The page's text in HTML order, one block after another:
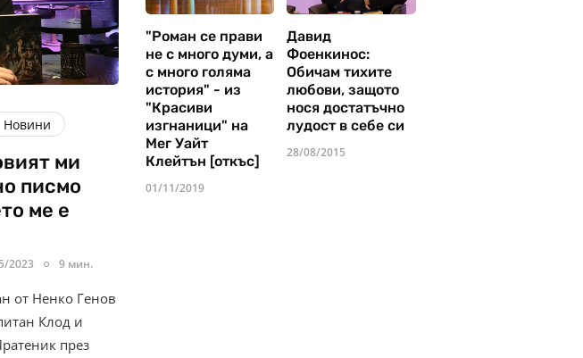
Новини
ми
писмо
ме е
2023 9 мин.
от Ненко Генов
Клод и
през
"Роман се прави
не с много думи, а
с много голяма
история" - из
"Красиви
изгнаници" на
Мег Уайт
Клейтън [откъс]
01/11/2019
Давид
Фоенкинос:
Обичам тихите
любови, защото
нося достатъчно
лудост в себе си
28/08/2015